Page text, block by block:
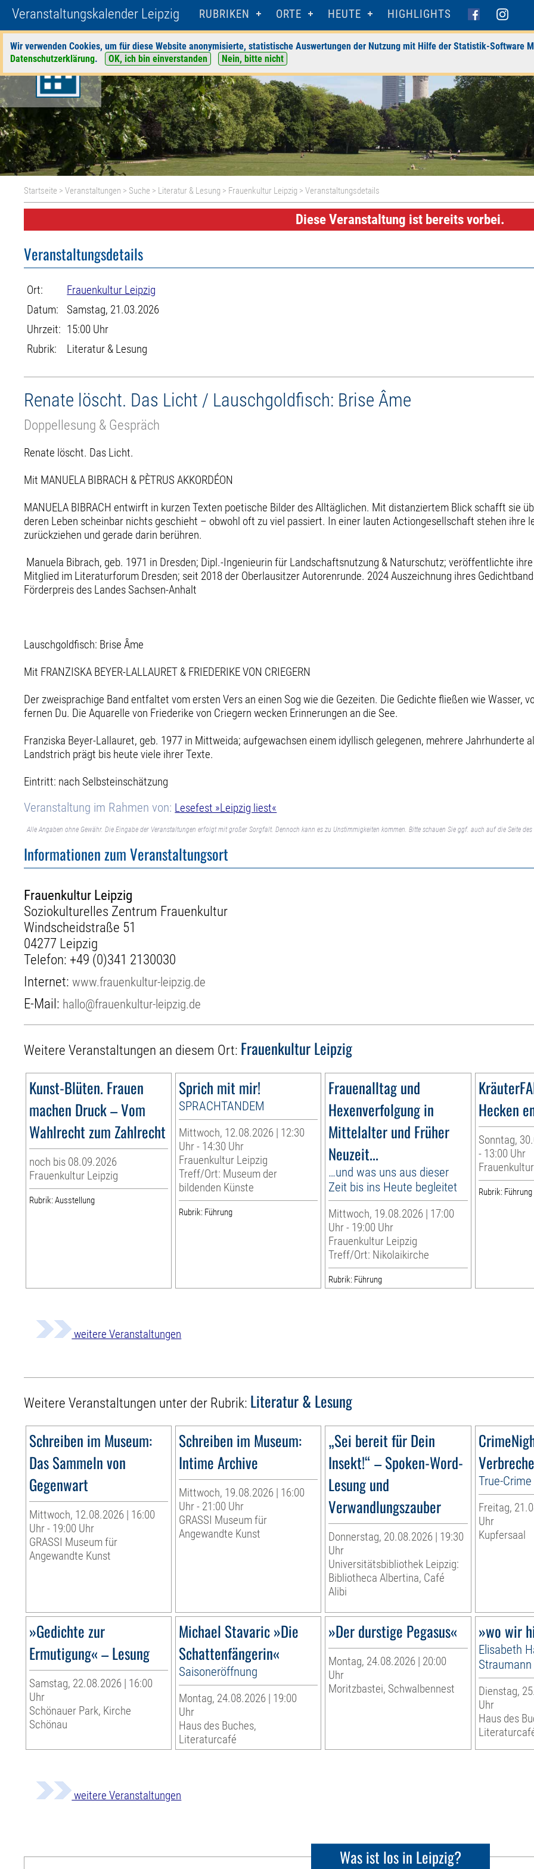
Veranstaltungskalender Leipzig RUBRIKEN ORTE HEUTE HIGHLIGHTS
Wir verwenden Cookies, um für diese Website anonymisierte, statistische Auswertungen der Nutzung mit Hilfe der Statistik-Software
Datenschutzerklärung. OK, ich bin einverstanden Nein, bitte nicht
Startseite >Veranstaltungen > Suche > Literatur & Lesung > Frauenkultur Leipzig > Veranstaltungsdetails
Diese Veranstaltung ist bereits vorbei.
Veranstaltungsdetails
Ort:
Frauenkultur Leipzig
Datum:
Samstag, 21.03.2026
Uhrzeit: 15:00 Uhr
Rubrik:
Literatur & Lesung
Renate löscht. Das Licht / Lauschgoldfisch: Brise Âme
Doppellesung & Gespräch
Renate löscht. Das Licht.
Mit MANUELA BIBRACH & PÈTRUS AKKORDÉON
MANUELA BIBRACH entwirft in kurzen Texten poetische Bilder des Alltäglichen. Mit distanziertem Blick schafft sie
deren Leben scheinbar nichts geschieht – obwohl oft zu viel passiert. In einer lauten Actiongesellschaft stehen ihre
zurückziehen und gerade darin berühren.
Manuela Bibrach, geb. 1971 in Dresden; Dipl.-Ingenieurin für Landschaftsnutzung & Naturschutz; veröffentlichte
Mitglied im Literaturforum Dresden; seit 2018 der Oberlausitzer Autorenrunde. 2024 Auszeichnung ihres
Förderpreis des Landes Sachsen-Anhalt
Lauschgoldfisch: Brise Âme
Mit FRANZISKA BEYER-LALLAURET & FRIEDERIKE VON CRIEGERN
Der zweisprachige Band entfaltet vom ersten Vers an einen Sog wie die Gezeiten. Die Gedichte fließen wie Wasser,
fernen Du. Die Aquarelle von Friederike von Criegern wecken Erinnerungen an die See.
Franziska Beyer-Lallauret, geb. 1977 in Mittweida; aufgewachsen einem idyllisch gelegenen, mehrere
Landstrich prägt bis heute viele ihrer Texte.
Eintritt: nach Selbsteinschätzung
Veranstaltung im Rahmen von: Lesefest »Leipzig liest«
Alle Angaben ohne Gewähr. Die Eingabe der Veranstaltungen erfolgt mit großer Sorgfalt. Dennoch kann es zu Unstimmigkeiten kommen. Bitte schauen Sie ggf. auch auf die Seite
Informationen zum Veranstaltungsort
Frauenkultur Leipzig
Soziokulturelles Zentrum Frauenkultur
Windscheidstraße 51
04277 Leipzig
Telefon: +49 (0)341 2130030
Internet:www.frauenkultur-leipzig.de
E-Mail: hallo@frauenkultur-leipzig.de
Weitere Veranstaltungen an diesem Ort: Frauenkultur Leipzig
Kunst-Blüten. Frauen
machen Druck – Vom
Wahlrecht zum Zahlrecht
noch bis 08.09.2026
Frauenkultur Leipzig
Rubrik: Ausstellung
Sprich mit mir!
SPRACHTANDEM
Mittwoch, 12.08.2026 | 12:30
Uhr - 14:30 Uhr
Frauenkultur Leipzig
Treff/Ort: Museum der
bildenden Künste
Rubrik: Führung
Frauenalltag und
Hexenverfolgung in
Mittelalter und Früher
Neuzeit...
…und was uns aus dieser
Zeit bis ins Heute begleitet
Mittwoch, 19.08.2026 | 17:00
Uhr - 19:00 Uhr
Frauenkultur Leipzig
Treff/Ort: Nikolaikirche
Rubrik: Führung
Hecken
Sonntag,
- 13:00 Uhr
Rubrik: Führung
weitere Veranstaltungen
Weitere Veranstaltungen unter der Rubrik: Literatur & Lesung
Schreiben im Museum:
Das Sammeln von
Gegenwart
Mittwoch, 12.08.2026 | 16:00
Uhr - 19:00 Uhr
GRASSI Museum für
Angewandte Kunst
Schreiben im Museum:
Intime Archive
Mittwoch, 19.08.2026 | 16:00
Uhr - 21:00 Uhr
GRASSI Museum für
Angewandte Kunst
„Sei bereit für Dein
Insekt!“ – Spoken-Word-
Lesung und
Verwandlungszauber
Donnerstag, 20.08.2026 | 19:30
Uhr
Universitätsbibliothek Leipzig:
Bibliotheca Albertina, Café
Alibi
True-
Freitag,
Uhr
Kupfersaal
»Gedichte zur
Ermutigung« – Lesung
Samstag, 22.08.2026 | 16:00
Uhr
Schönauer Park, Kirche
Schönau
Michael Stavaric »Die
Schattenfängerin«
Saisoneröffnung
Montag, 24.08.2026 | 19:00
Uhr
Haus des Buches,
Literaturcafé
»Der durstige Pegasus«
Montag, 24.08.2026 | 20:00
Uhr
Moritzbastei, Schwalbennest
»wo wir
Elisabeth
Straumann
Dienstag,
Uhr
Haus des
weitere Veranstaltungen
Was ist los in Leipzig?